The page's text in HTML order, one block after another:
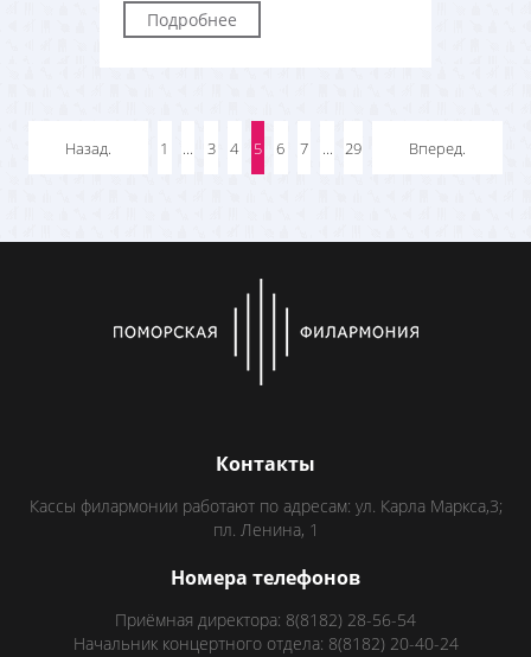
Подробнее
Назад. 1 ... 3 4 5 6 7 ... 29 Вперед.
Контакты
Кассы филармонии работают по адресам: ул. Карла Маркса,3;
пл. Ленина, 1
Номера телефонов
Приёмная директора: 8(8182) 28-56-54
Начальник концертного отдела: 8(8182) 20-40-24